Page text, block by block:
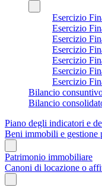
Esercizio
Esercizio
Esercizio
Esercizio
Esercizio
Esercizio
Esercizio
Bilancio
Bilancio
Piano degli indicatori e
Beni immobili e gestione
Patrimonio immobiliare
Canoni di locazione o